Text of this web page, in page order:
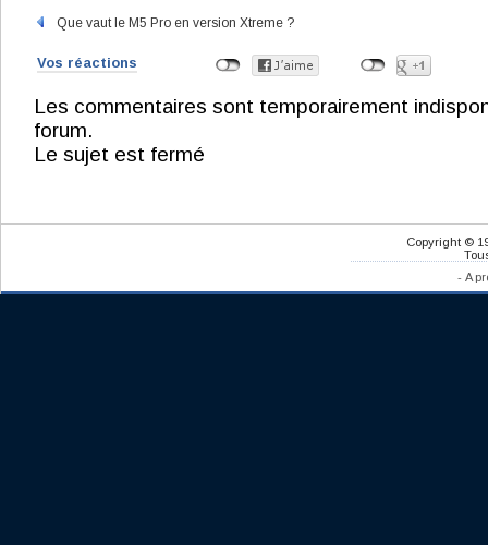
Que vaut le M5 Pro en version Xtreme ?
Vos réactions
Les commentaires sont temporairement
forum.
Le sujet est fermé
Copyright ©
- A